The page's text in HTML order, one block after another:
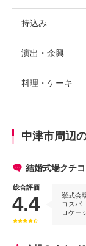
持込み
演出・余興
料理・ケーキ
中津市周辺
結婚式場クチ
総合評価
4.4 挙式会
コスパ
ロケー